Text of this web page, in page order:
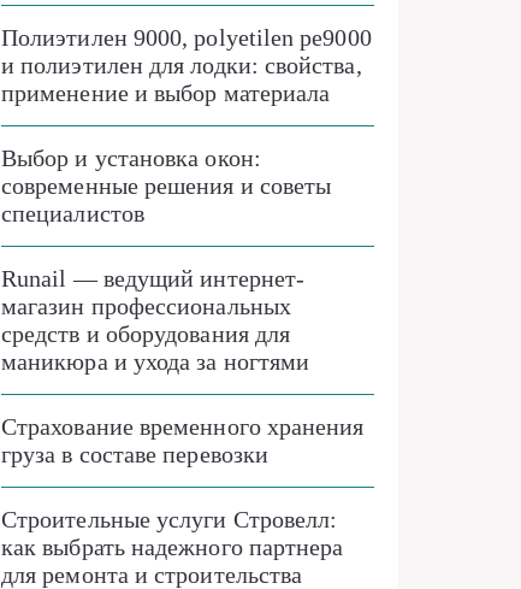
Полиэтилен 9000, polyetilen pe9000
и полиэтилен для лодки: свойства,
применение и выбор материала
Выбор и установка окон:
современные решения и советы
специалистов
Runail — ведущий интернет-
магазин профессиональных
средств и оборудования для
маникюра и ухода за ногтями
Страхование временного хранения
груза в составе перевозки
Строительные услуги Стровелл:
как выбрать надежного партнера
для ремонта и строительства